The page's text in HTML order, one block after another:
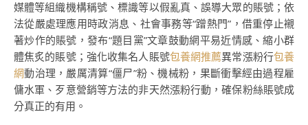
媒體等組織機構稱號、標識等以假亂真、誤導大眾的賬號；依
法從嚴處理應用時政消息、社會事務等“蹭熱門”，借重停止襯
著炒作的賬號，發布“題目黨”文章鼓動網平易近情感、縮小群
體焦炙的賬號；強化收集名人賬號包養網推薦異常漲粉行包養
網動治理，嚴厲清算“僵尸”粉、機械粉，果斷衝擊經由過程雇
傭水軍、歹意營銷等方法的非天然漲粉行動，確保粉絲賬號成
分真正的有用。